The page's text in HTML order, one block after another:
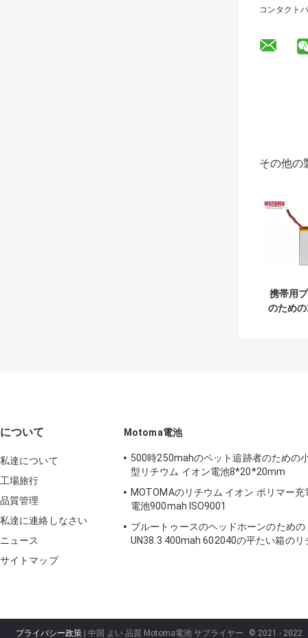
コンタクト
その他の
携帯用
のため
について
私達について
工場旅行
品質管理
私達に連絡しなさい
ニュース
サイトマップ
Motoma電池
500時250mahのペット追跡者のための
型リチウム イオン電池8*20*20mm
MOTOMAのリチウム イオン ポリマー充
電池900mah ISO9001
ブルートゥースのヘッドホーンのための
UN38.3 400mah 602040の平たい箱のリ
プライバシー政策 | 中国 よい 品質 Motoma電池 サプライヤー. © 2021 - 2022